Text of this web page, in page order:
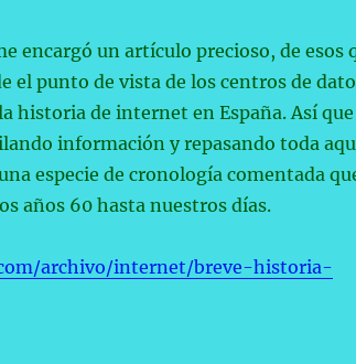
encargó un artículo precioso, de esos
el punto de vista de los centros de
historia de internet en España. Así
información y repasando toda
especie de cronología comentada
años 60 hasta nuestros días.
archivo/internet/breve-historia-